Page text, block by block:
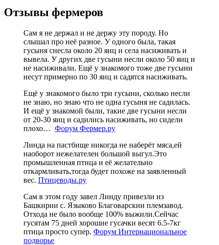
Отзывы фермеров
Сам я не держал и не держу эту породу. Но
слышал про неё разное. У одного была, такая
гусыня снесла около 20 яиц и села насиживать и
вывела. У других две гусыни несли около 50 яиц и
не насиживали. Ещё у знакомого тоже две гусыни
несут примерно по 30 яиц и садятся насиживать.
Ещё у знакомого было три гусыни, сколько несли
не знаю, но знаю что не одна гусыня не садилась.
И ещё у знакомой были, такие две гусыни несли
от 20-30 яиц и садились насиживать, но сидели
плохо… Форум Фермер.ру
Линда на пастбище никогда не наберёт мяса,ей
наоборот нежелателен большой выгул.Это
промышленная птица и её желательно
откармливать,тогда будет похоже на заявленный
вес. Птицеводы.ру
Сам в этом году завел Линду привезли из
Башкирии с. Языково Благоварскии племзавод.
Отхода не было вообще 100% выжили.Сейчас
гусятам 75 дней хорошие гусачки весят 6.5-7кг
птица просто супер. Форум Интернациональное
подворье